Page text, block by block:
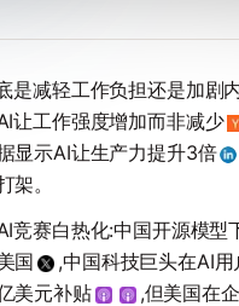
是减轻工作负担还是加剧
让工作强度增加而非减少
显示AI让生产力提升3倍
架。
竞赛白热化:中国开源模型
国
,中国科技巨头在AI用
美元补贴
,但美国在